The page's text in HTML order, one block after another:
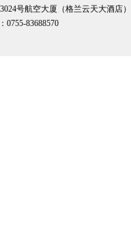
号航空大厦（格兰云天大酒店
0755-83688570